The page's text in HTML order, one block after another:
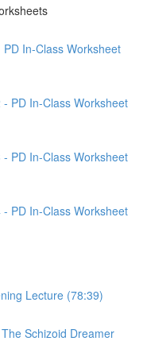
In-Class Worksheet
PD In-Class Worksheet
PD In-Class Worksheet
PD In-Class Worksheet
Lecture (78:39)
Schizoid Dreamer